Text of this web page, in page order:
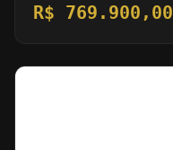
R$ 769.900,00